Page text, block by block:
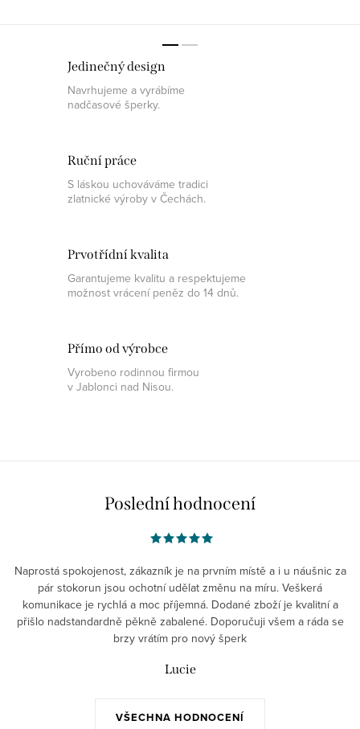
Jedinečný design
Navrhujeme a vyrábíme
nadčasové šperky.
Ruční práce
S láskou uchováváme tradici
zlatnické výroby v Čechách.
Prvotřídní kvalita
Garantujeme kvalitu a respektujeme
možnost vrácení peněz do 14 dnů.
Přímo od výrobce
Vyrobeno rodinnou firmou
v Jablonci nad Nisou.
Poslední hodnocení
VŠECHNA HODNOCENÍ
Naprostá spokojenost, zákazník je na prvním místě a i u náušnic za
pár stokorun jsou ochotní udělat změnu na míru. Veškerá
komunikace je rychlá a moc příjemná. Dodané zboží je kvalitní a
přišlo nadstandardně pěkně zabalené. Doporučuji všem a ráda se
brzy vrátím pro nový šperk
Lucie